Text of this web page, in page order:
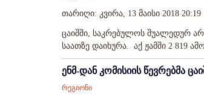
თარიღი: კვირა, 13 მაისი 2018 20:19
ცაიშში, საკრებულოს შუალედურ
საათზე დაიხურა. აქ ჟამში 2 819
ენმ-დან კომისიის წევრებმა
რეგიონი